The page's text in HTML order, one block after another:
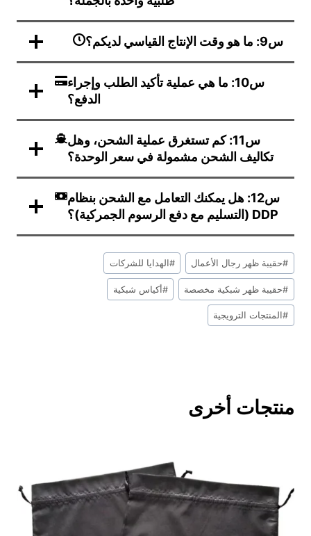
س9: ما هو وقت الإنتاج القياسي لديكم؟
س10: ما هي عملية تأكيد الطلب وإجراء
الدفع؟
س11: كم تستغرق عملية الشحن، وهل
تكاليف الشحن مشمولة في سعر الوحدة؟
س12: هل يمكنك التعامل مع الشحن بنظام
DDP (التسليم مع دفع الرسوم الجمركية)؟
علامات
التدوينة:
#حقيبة ظهر رجال الأعمال # الهدايا للشركات
#حقيبة ظهر شبكية مخصصة #أكياس شبكية
#المنتجات الترويجية
منتجات أخرى